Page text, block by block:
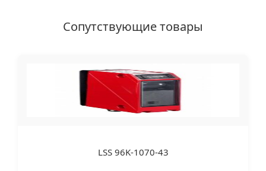
Сопутствующие товары
LSS 96K-1070-43